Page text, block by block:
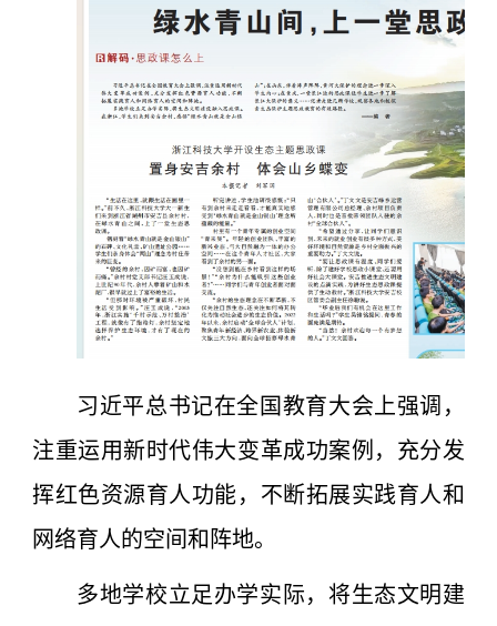
习近平总书记在全国教育大会上强调，
注重运用新时代伟大变革成功案例，充分发
挥红色资源育人功能，不断拓展实践育人和
网络育人的空间和阵地。
多地学校立足办学实际，将生态文明建